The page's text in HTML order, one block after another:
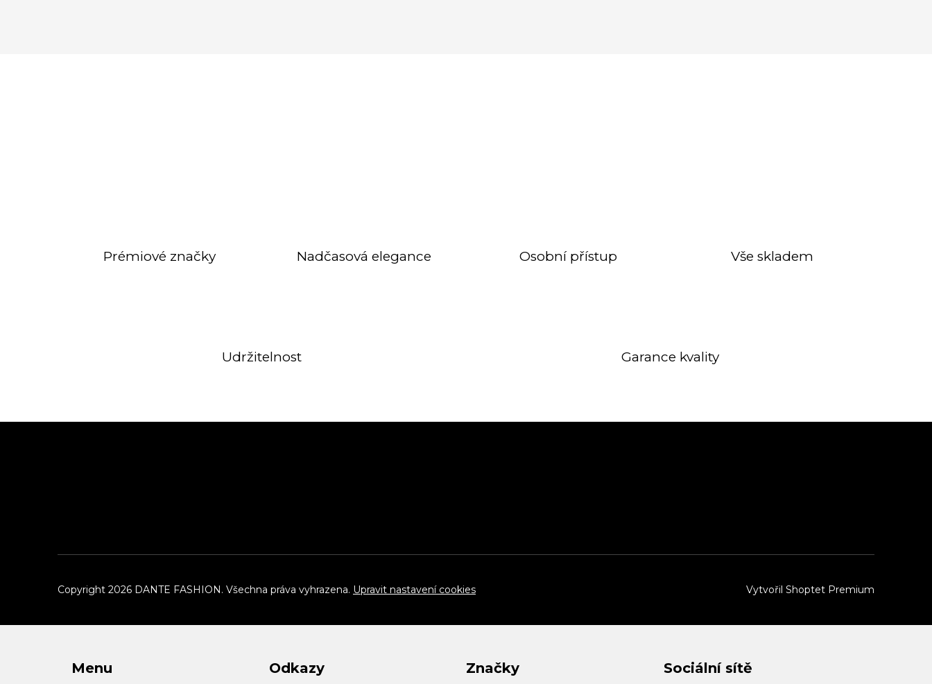
Prémiové značky Nadčasová elegance Osobní přístup Vše skladem
Udržitelnost Garance kvality
Vytvořil Shoptet Premium
Copyright 2026 DANTE FASHION . Všechna práva vyhrazena. Upravit nastavení cookies
Menu Odkazy Značky Sociální sítě